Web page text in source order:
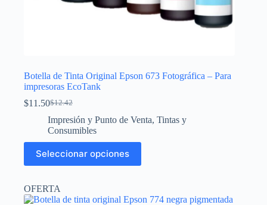
Botella de Tinta Original Epson 673 Fotográfica – Para
impresoras EcoTank
$12.42
El
precio
original
$12.42.
$11.50El
precio
actual
$11.50.
Impresión y Punto de Venta, Tintas y
Consumibles
Seleccionar opciones
Este
producto
tiene
variantes.
Las
OFERTA